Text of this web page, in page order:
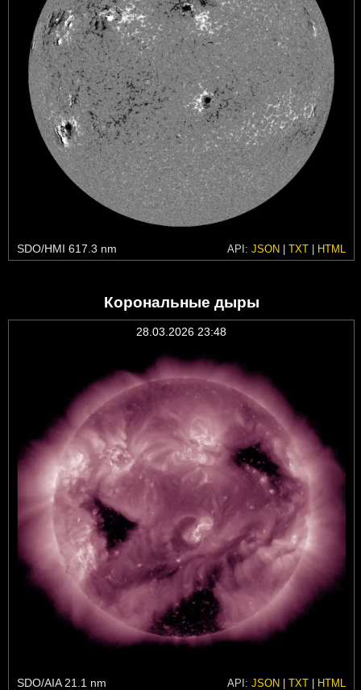
SDO/HMI 617.3 nm API: JSON | TXT | HTML
Корональные дыры
28.03.2026 23:48
SDO/AIA 21.1 nm API: JSON | TXT | HTML